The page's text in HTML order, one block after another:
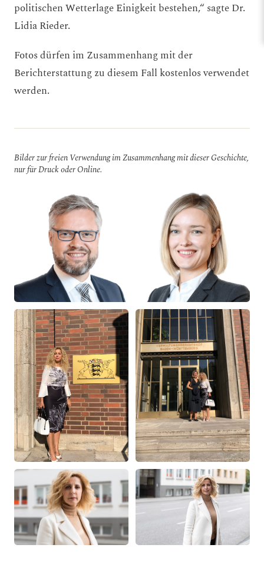
politischen Wetterlage Einigkeit bestehen,“ sagte Dr.
Lidia Rieder.
Fotos dürfen im Zusammenhang mit der
Berichterstattung zu diesem Fall kostenlos verwendet
werden.
Bilder zur freien Verwendung im Zusammenhang mit dieser Geschichte,
nur für Druck oder Online.